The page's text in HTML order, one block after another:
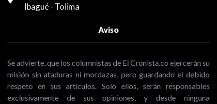
Ibagué - Tolima
Aviso
Se advierte, que los columnistas de El Cronista.co ejercerán su
misión sin ataduras ni mordazas, pero guardando el debido
respeto en sus artículos. Solo ellos, serán responsables
exclusivamente de sus opiniones, y desde ninguna